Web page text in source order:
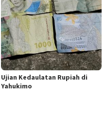
Ujian Kedaulatan Rupiah di
Yahukimo